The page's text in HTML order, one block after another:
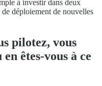
à investir dans deux
déploiement de nouvelles
pilotez, vous
êtes-vous à ce